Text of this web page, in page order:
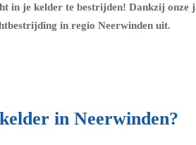
in je kelder te bestrijden! Dankzij
in regio Neerwinden uit.
in Neerwinden?